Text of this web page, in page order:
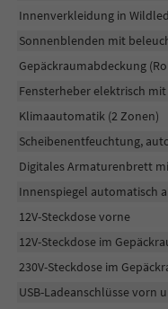
Innenverkleidung in
Sonnenblenden mit
Gepäckraumabdeckung
Fensterheber elektrisch
Klimaautomatik (2 Zonen)
Scheibenentfeuchtung,
Digitales Armaturenbrett
Innenspiegel automatisch
12V-Steckdose vorne
12V-Steckdose im
230V-Steckdose im
USB-Ladeanschlüsse vorn